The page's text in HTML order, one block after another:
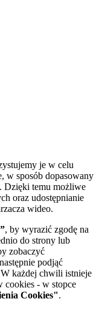
je w celu
w sposób dopasowany
Dzięki temu możliwe
oraz udostępnianie
wideo.
, by wyrazić zgodę na
do strony lub
zobaczyć
podjąć
każdej chwili istnieje
cookies - w stopce
Cookies".